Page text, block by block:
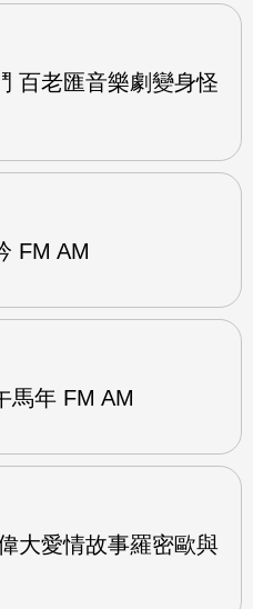
百老匯音樂劇變身怪
FM AM
馬年 FM AM
大愛情故事羅密歐與